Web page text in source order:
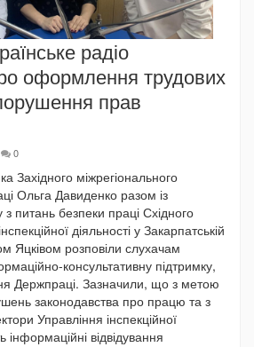
радіо
оформлення трудових
прав
0
Західного міжрегіонального
Ольга Давиденко разом із
з питань безпеки праці Східного
діяльності у Закарпатській
Яцківом розповіли слухачам
консультативну підтримку,
Держпраці. Зазначили, що з метою
законодавства про працю та з
Управління інспекційної
інформаційні відвідування